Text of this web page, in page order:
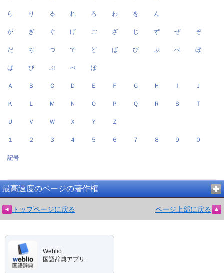
ら り る れ ろ わ を ん
が ぎ ぐ げ ご ざ じ ず ぜ ぞ
だ ぢ づ で ど ば び ぶ べ ぼ
ぱ ぴ ぷ ぺ ぽ
Ａ Ｂ Ｃ Ｄ Ｅ Ｆ Ｇ Ｈ Ｉ Ｊ
Ｋ Ｌ Ｍ Ｎ Ｏ Ｐ Ｑ Ｒ Ｓ Ｔ
Ｕ Ｖ Ｗ Ｘ Ｙ Ｚ
１ ２ ３ ４ ５ ６ ７ ８ ９ ０
記号
最高速度のページの著作権
トップページに戻る ページ上部に戻る
Weblio
国語辞典アプリ